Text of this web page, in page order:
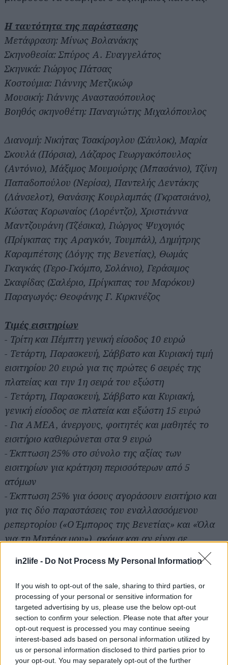
in2life - Do Not Process My Personal Information
If you wish to opt-out of the sale, sharing to third parties, or
processing of your personal or sensitive information for
targeted advertising by us, please use the below opt-out
section to confirm your selection. Please note that after your
opt-out request is processed you may continue seeing
interest-based ads based on personal information utilized by
us or personal information disclosed to third parties prior to
your opt-out. You may separately opt-out of the further
Η ταυτότητα της παράστασης
Μετάφραση: Μίνως Βολανάκης
Σκηνοθεσία: Σπύρος Α. Ευαγγελάτος
Σκηνικά: Γιώργος Πάτσας
Κοστούμια: Γιάννης Μετζικώφ
Μουσική: Γιάννης Αναστασόπουλος
Βοηθός σκηνοθέτη: Παναγιώτης Μιχαλόπουλος
Διανομή: Νικήτας Τσακίρογλου (Σάυλοκ), Μαρία
Σκουλά (Πόρσια), Λάζαρος Γεωργακόπουλος
(Αντόνιο), Μάξιμος Μουμούρης (Μπασάνιο), Τζίνη
Παπαδοπούλου (Νερίσα), Παντελής Δεντάκης
(Λάνσελοτ), Θανάσης Κουρλαμπάς (Γκρατσιάνο),
Κώστας Κορωναίος (Λορέντζο), Χριστιάννα
Μαντζουράνη (Τζέσικα), Γιώργος Ψυχογιός
(Πρίγκιπας της Αραγκόν, Τουμπάλ), Δημήτρης
Καραμπέτσης (Δόγης της Βενετίας), Θωμάς
Γκαγκάς (Γερο-Γκόμπο, Σολάνιο), Γεράσιμος
Σκαφίδας (Σαλέριο, Πρίγκιπας του Μαρόκου)
Παραγωγός: Θεοφάνης Γ. Κιρκινέζος
Τιμές εισιτηρίων
- Τρίτη και Πέμπτη γενική είσοδος 10 ευρώ
- Τετάρτη, Παρασκευή, Σάββατο και Κυριακή τιμή
εισιτηρίου 20 ευρώ για τις πρώτες 6 σειρές της
πλατείας και την 1η σειρά του εξώστη
- Τετάρτη, Παρασκευή, Σάββατο και Κυριακή,
γενική είσοδος σε πλατεία και εξώστη 15 ευρώ
- Για ΑΜΕΑ, άνεργους, φοιτητές και μαθητές το
εισιτήριο καθιερώνεται στα 9 ευρώ
- Έκπτωση 25% στο σύνολο της αξίας των
εισιτηρίων για κράτηση περισσότερων από 5
ατόμων
- Έκπτωση 25% για όσους αγοράσουν εισιτήριο και
για τις δύο παραστάσεις του εναλλασσόμενου
ρεπερτορίου («Ο Έμπορος της Βενετίας» και «Όλα
για τη Μητέρα μου»), ακόμα και αν είναι σε
Info:
Θέατρο «Ακροπόλ», Ιπποκράτους 9-11, τηλ.
210.3643700
Παραστάσεις από Παρασκευή 25/10, σε
Αναζήτηση
για...